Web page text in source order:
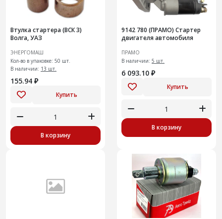
Втулка стартера (ВСК 3)
Волга, УАЗ
ЭНЕРГОМАШ
Кол-во в упаковке: 50 шт.
В наличии: 13 шт.
155.94 ₽
Купить
В корзину
9142 780 (ПРАМО) Стартер
двигателя автомобиля
ПРАМО
В наличии: 5 шт.
6 093.10 ₽
Купить
В корзину